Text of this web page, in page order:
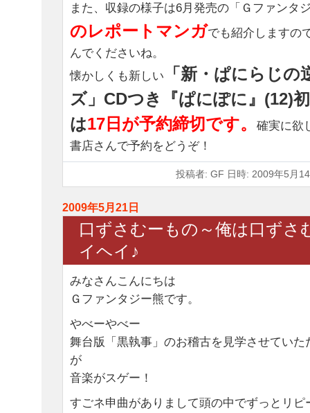
また、収録の様子は6月発売の「Ｇファンタ
のレポートマンガでも紹介しますの
んでくださいね。
懐かしくも新しい
「新・ぱにらじの
ズ」CDつき『ぱにぽに』(12)
は17日が予約締切です。
確実に欲
書店さんで予約をどうぞ！
投稿者: GF 日時: 2009年5月
2009年5月21日
口ずさむーもの～俺は口ずさ
イヘイ♪
みなさんこんにちは
Ｇファンタジー熊です。
やべーやべー
舞台版「黒執事」のお稽古を見学させていた
が
音楽がスゲー！
すごネ申曲がありまして頭の中でずっとリピ